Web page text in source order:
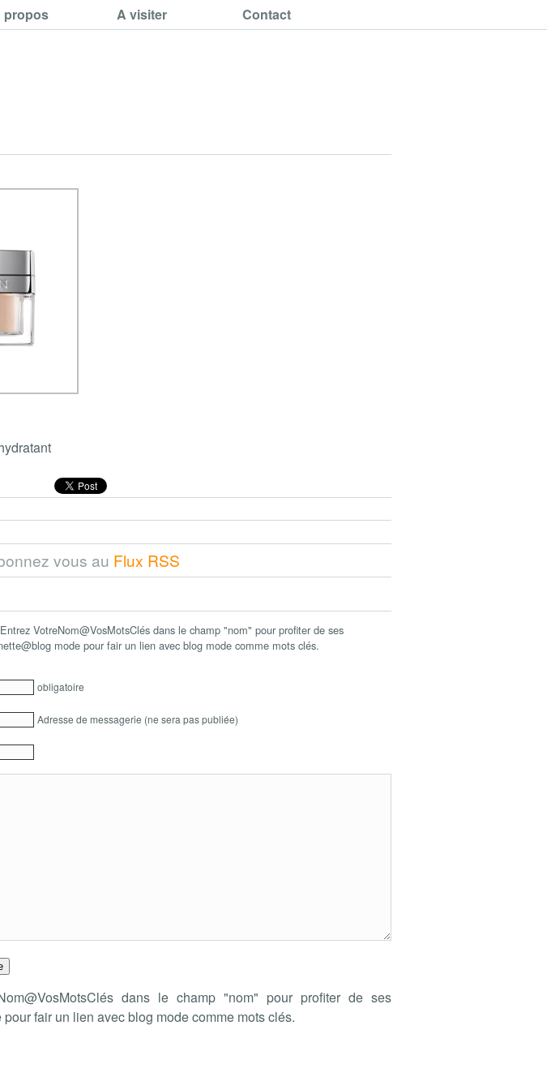
propos A visiter Contact
vous au Flux RSS
VotreNom@VosMotsClés dans le champ "nom" pour profiter de ses
mode pour fair un lien avec blog mode comme mots clés.
obligatoire
Adresse de messagerie (ne sera pas publiée)
dans le champ "nom" pour profiter de ses
fair un lien avec blog mode comme mots clés.